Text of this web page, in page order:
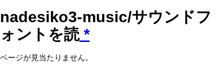
nadesiko3-music/サウンドフ
ォントを読*
ページが見当たりません。